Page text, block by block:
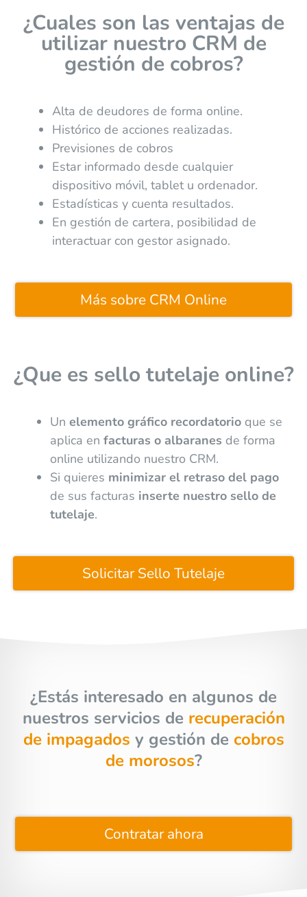
¿Cuales son las ventajas de
utilizar nuestro CRM de
gestión de cobros?
Alta de deudores de forma online.
Histórico de acciones realizadas.
Previsiones de cobros
Estar informado desde cualquier
dispositivo móvil, tablet u ordenador.
Estadísticas y cuenta resultados.
En gestión de cartera, posibilidad de
interactuar con gestor asignado.
Más sobre CRM Online
¿Que es sello tutelaje online?
Un elemento gráfico recordatorioque se
aplica en facturas o albaranes de forma
online utilizando nuestro CRM.
Si quieres minimizar el retraso del pago
de sus facturas inserte nuestro sello de
tutelaje.
Solicitar Sello Tutelaje
¿Estás interesado en algunos de
nuestros servicios de recuperación
de impagados y gestión de cobros
de morosos?
Contratar ahora